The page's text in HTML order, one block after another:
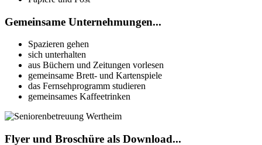
Gemeinsame Unternehmungen...
Spazieren gehen
sich unterhalten
aus Büchern und Zeitungen vorlesen
gemeinsame Brett- und Kartenspiele
das Fernsehprogramm studieren
gemeinsames Kaffeetrinken
Flyer und Broschüre als Download...